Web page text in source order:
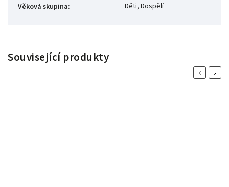
Věková skupina: Děti, Dospělí
Související produkty
PreviousNext